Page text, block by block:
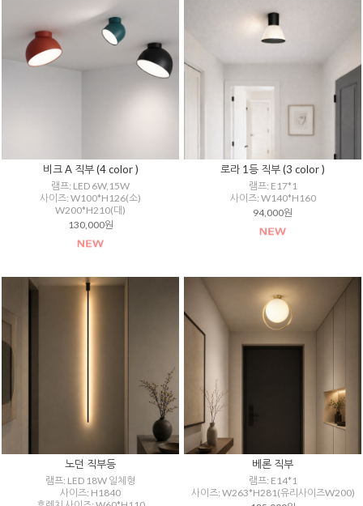
비크 A 직부 (4 color )
램프: LED 6W,15W
사이즈: W100*H126(소)
W200*H210(대)
130,000원
로라 1등 직부 (3 color )
램프: E17*1
사이즈: W140*H160
94,000원
노던 직부등
램프: LED 18W 일체형
사이즈: H1840
베론 직부
램프: E14*1
사이즈: W263*H281(유리사이즈W200)